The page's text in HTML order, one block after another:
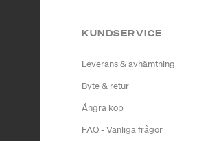
KUNDSERVICE
Leverans & avhämtning
Byte & retur
Ångra köp
FAQ - Vanliga frågor